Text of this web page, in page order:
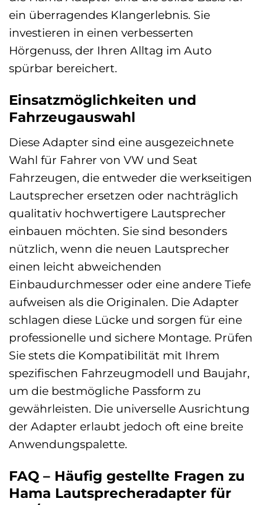
ein überragendes Klangerlebnis. Sie
investieren in einen verbesserten
Hörgenuss, der Ihren Alltag im Auto
spürbar bereichert.
Einsatzmöglichkeiten und
Fahrzeugauswahl
Diese Adapter sind eine ausgezeichnete
Wahl für Fahrer von VW und Seat
Fahrzeugen, die entweder die werkseitigen
Lautsprecher ersetzen oder nachträglich
qualitativ hochwertigere Lautsprecher
einbauen möchten. Sie sind besonders
nützlich, wenn die neuen Lautsprecher
einen leicht abweichenden
Einbaudurchmesser oder eine andere Tiefe
aufweisen als die Originalen. Die Adapter
schlagen diese Lücke und sorgen für eine
professionelle und sichere Montage. Prüfen
Sie stets die Kompatibilität mit Ihrem
spezifischen Fahrzeugmodell und Baujahr,
um die bestmögliche Passform zu
gewährleisten. Die universelle Ausrichtung
der Adapter erlaubt jedoch oft eine breite
Anwendungspalette.
FAQ – Häufig gestellte Fragen zu
Hama Lautsprecheradapter für